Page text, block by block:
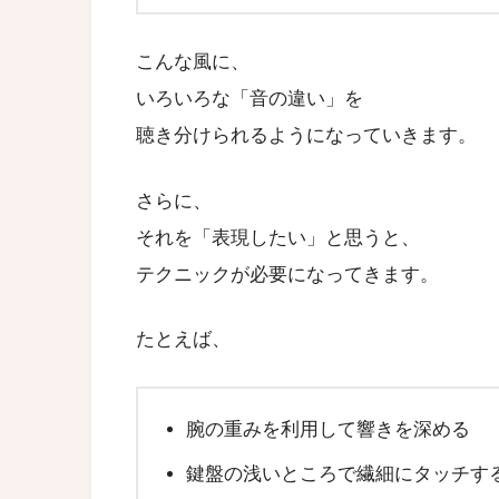
こんな風に、
いろいろな「音の違い」を
聴き分けられるようになっていきます。
さらに、
それを「表現したい」と思うと、
テクニックが必要になってきます。
たとえば、
腕の重みを利用して響きを深める
鍵盤の浅いところで繊細にタッチす